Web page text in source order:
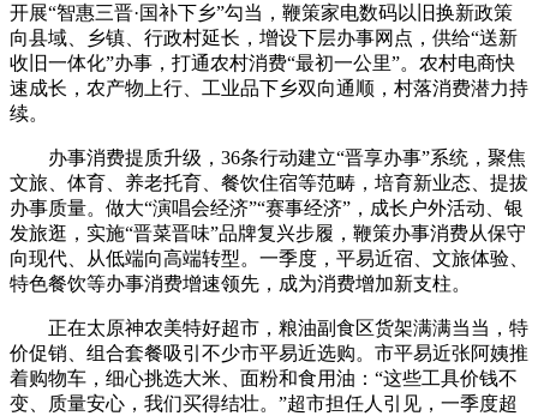
开展“智惠三晋·国补下乡”勾当，鞭策家电数码以旧换新政策
向县域、乡镇、行政村延长，增设下层办事网点，供给“送新
收旧一体化”办事，打通农村消费“最初一公里”。农村电商快
速成长，农产物上行、工业品下乡双向通顺，村落消费潜力持
续。
办事消费提质升级，36条行动建立“晋享办事”系统，聚焦
文旅、体育、养老托育、餐饮住宿等范畴，培育新业态、提拔
办事质量。做大“演唱会经济”“赛事经济”，成长户外活动、银
发旅逛，实施“晋菜晋味”品牌复兴步履，鞭策办事消费从保守
向现代、从低端向高端转型。一季度，平易近宿、文旅体验、
特色餐饮等办事消费增速领先，成为消费增加新支柱。
正在太原神农美特好超市，粮油副食区货架满满当当，特
价促销、组合套餐吸引不少市平易近选购。市平易近张阿姨推
着购物车，细心挑选大米、面粉和食用油：“这些工具价钱不
变、质量安心，我们买得结壮。”超市担任人引见，一季度超